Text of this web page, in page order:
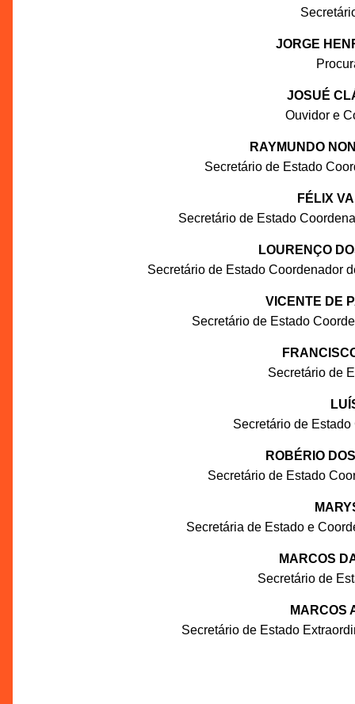
JORGE
JOSUÉ
Ouvidor e
RAYMUNDO
Secretário de Estado
FÉLIX
Secretário de Estado
LOURENÇO
Secretário de Estado Coordenador
VICENTE DE
Secretário de Estado
Secretário de
Secretário de
ROBÉRIO
Secretário de Estado
Secretária de Estado e
MARCOS
Secretário de
MARCOS
Secretário de Estado